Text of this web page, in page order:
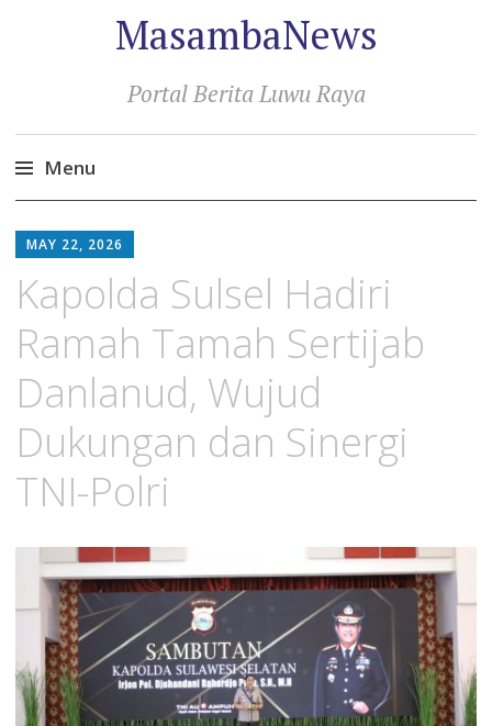
MasambaNews
Portal Berita Luwu Raya
Menu
to
MAY 22, 2026
Kapolda Sulsel Hadiri
Ramah Tamah Sertijab
Danlanud, Wujud
Dukungan dan Sinergi
TNI-Polri